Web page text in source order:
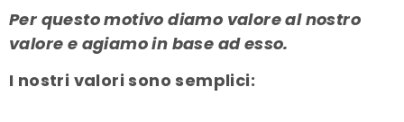
Per questo motivo diamo valore al nostro
valore e agiamo in base ad esso.
I nostri valori sono semplici: